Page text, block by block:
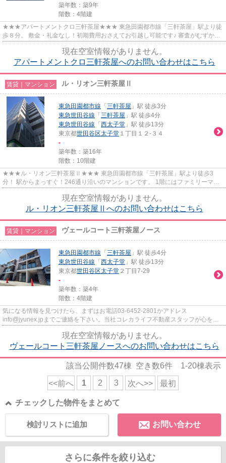
築年数：築9年
階数：4階建
★★★アパートメントクロ三軒茶屋★★★ 東急田園都市線「三軒茶屋」駅より徒
歩８分。 敷金・礼金なし！初期費用おさえてお引越し可能です♪ 審査がむずかし
現在空室情報がありません。
アパートメントクロ三軒茶屋へのお問い合わせはこちら
賃貸｜マンション ル・リオン三軒茶屋Ⅱ
東急田園都市線 「 三軒茶屋 」駅 徒歩3分
東急世田谷線 「 三軒茶屋 」駅 徒歩4分
東急世田谷線 「 西太子堂 」駅 徒歩13分
東京都世田谷区太子堂 １丁目１２-３４
-
築年数：築16年
階数：10階建
★★★ル・リオン三軒茶屋Ⅱ★★★ 東急田園都市線「三軒茶屋」駅より徒歩3
分！ 駅からまっすぐ！246通り沿いのマンションです。 1階にはファミリーマー
現在空室情報がありません。
ル・リオン三軒茶屋Ⅱへのお問い合わせはこちら
賃貸｜マンション ヴェールコート三軒茶屋ノース
東急田園都市線 「 三軒茶屋 」駅 徒歩4分
東急世田谷線 「 西太子堂 」駅 徒歩13分
東京都世田谷区太子堂 ２丁目7-29
-
築年数：築4年
階数：4階建
気になる情報を見つけたら、まずはお電話03-6452-2801かアドレス
info@jyunex.jpまでご連絡を下さい。当社コレカライフ不動産スタッフが心を込
現在空室情報がありません。
ヴェールコート三軒茶屋ノースへのお問い合わせはこちら
該当公開件数47棟 空き数6件 1-20棟表示
<<前へ 1 2 3 次へ>> 最初
チェックした物件をまとめて
お問い合わせ
検討リストに追加
さらに条件を絞り込む